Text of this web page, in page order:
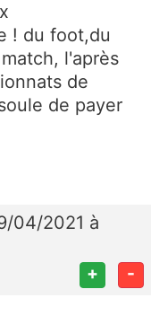
! du foot,du
l'après
de
de payer
04/2021 à
+ -